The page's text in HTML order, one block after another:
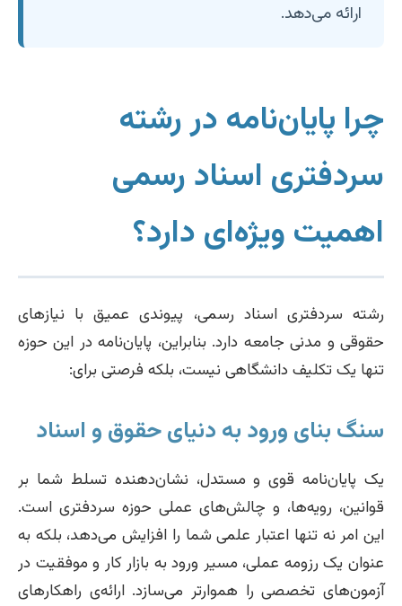
ارائه می‌دهد.
چرا پایان‌نامه در رشته
سردفتری اسناد رسمی
اهمیت ویژه‌ای دارد؟
رشته سردفتری اسناد رسمی، پیوندی عمیق با نیازهای
حقوقی و مدنی جامعه دارد. بنابراین، پایان‌نامه در این حوزه
تنها یک تکلیف دانشگاهی نیست، بلکه فرصتی برای:
سنگ بنای ورود به دنیای حقوق و اسناد
یک پایان‌نامه قوی و مستدل، نشان‌دهنده تسلط شما بر
قوانین، رویه‌ها، و چالش‌های عملی حوزه سردفتری است.
این امر نه تنها اعتبار علمی شما را افزایش می‌دهد، بلکه به
عنوان یک رزومه عملی، مسیر ورود به بازار کار و موفقیت در
آزمون‌های تخصصی را هموارتر می‌سازد. ارائه‌ی راهکارهای